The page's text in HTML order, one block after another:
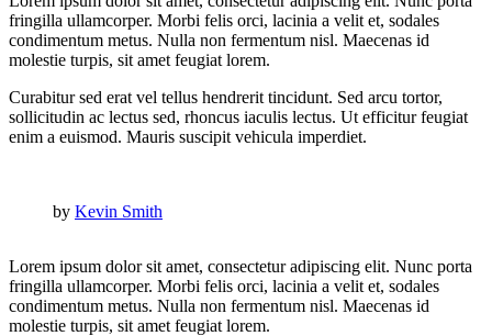
fringilla ullamcorper. Morbi felis orci, lacinia a velit et, sodales
condimentum metus. Nulla non fermentum nisl. Maecenas id
molestie turpis, sit amet feugiat lorem.
Curabitur sed erat vel tellus hendrerit tincidunt. Sed arcu tortor,
sollicitudin ac lectus sed, rhoncus iaculis lectus. Ut efficitur feugiat
enim a euismod. Mauris suscipit vehicula imperdiet.
by Kevin Smith
Lorem ipsum dolor sit amet, consectetur adipiscing elit. Nunc porta
fringilla ullamcorper. Morbi felis orci, lacinia a velit et, sodales
condimentum metus. Nulla non fermentum nisl. Maecenas id
molestie turpis, sit amet feugiat lorem.